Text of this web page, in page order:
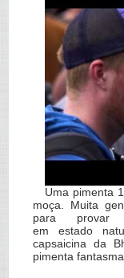
Uma pimenta
moça. Muita
para provar
em estado
capsaicina da
pimenta